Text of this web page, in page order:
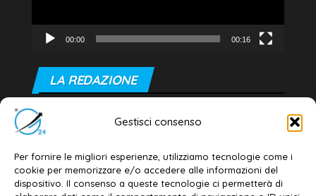
Gestisci consenso
Per fornire le migliori esperienze, utilizziamo tecnologie come i
cookie per memorizzare e/o accedere alle informazioni del
dispositivo. Il consenso a queste tecnologie ci permetterà di
00:00 00:16
LA REDAZIONE
Editore e direttore responsabile:
Dott. Daniele G. Masciullo
Email: redazione@galatina24.it
Contatti –Disclaimer